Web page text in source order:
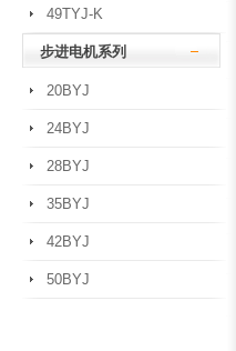
49TYJ-K
步进电机系列
20BYJ
24BYJ
28BYJ
35BYJ
42BYJ
50BYJ